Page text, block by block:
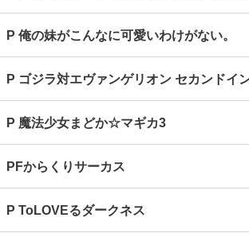
P 俺の妹がこんなに可愛いわけがない。
P ゴジラ対エヴァンゲリオン セカンドイ
P 魔法少女まどか☆マギカ3
PFからくりサーカス
P ToLOVEるダークネス